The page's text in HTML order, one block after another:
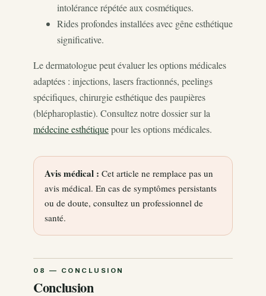
intolérance répétée aux cosmétiques.
Rides profondes installées avec gêne esthétique
significative.
Le dermatologue peut évaluer les options médicales
adaptées : injections, lasers fractionnés, peelings
spécifiques, chirurgie esthétique des paupières
(blépharoplastie). Consultez notre dossier sur la
médecine esthétiquepour les options médicales.
Avis médical : Cet article ne remplace pas un
avis médical. En cas de symptômes persistants
ou de doute, consultez un professionnel de
santé.
Conclusion